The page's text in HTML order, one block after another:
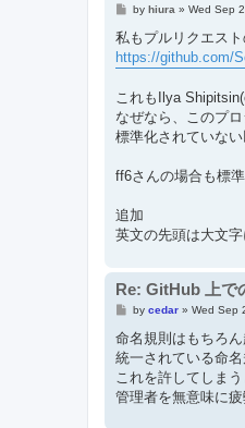
P
s
t
by hiura » Wed Sep
私もプルリクエス
https://github.com/
これもIlya
なぜなら、このプ
標準化されていない
ff6さんの場合も標
追加
英文の先頭は大文
Re: GitHub 上で
P
s
by cedar» Wed Sep
命名規則はもちろ
統一されている命
これを許してしま
管理者を無意味に疲